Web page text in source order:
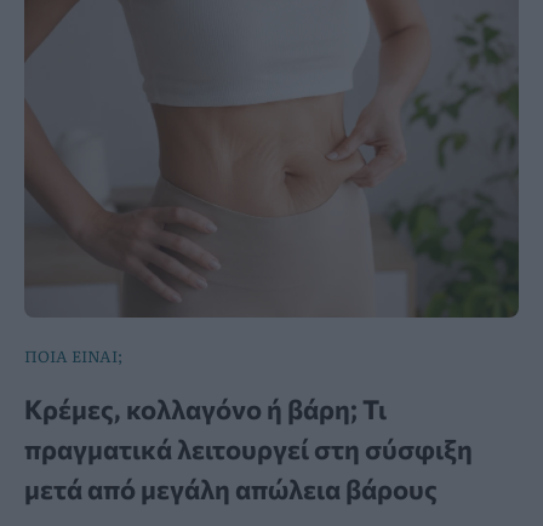
ΠΟΙΑ ΕΙΝΑΙ;
Κρέμες, κολλαγόνο ή βάρη; Τι
πραγματικά λειτουργεί στη σύσφιξη
μετά από μεγάλη απώλεια βάρους